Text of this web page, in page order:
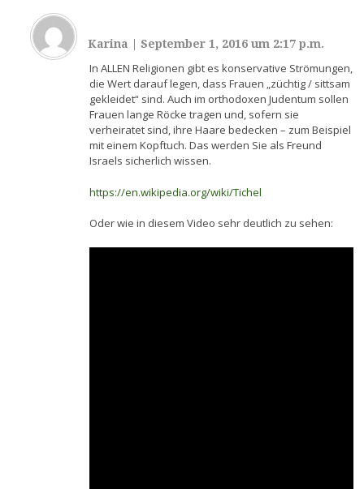
Karina |September 1, 2016 um 2:17 p.m.
In ALLEN Religionen gibt es konservative Strömungen,
die Wert darauf legen, dass Frauen „züchtig / sittsam
gekleidet“ sind. Auch im orthodoxen Judentum sollen
Frauen lange Röcke tragen und, sofern sie
verheiratet sind, ihre Haare bedecken – zum Beispiel
mit einem Kopftuch. Das werden Sie als Freund
Israels sicherlich wissen.
https://en.wikipedia.org/wiki/Tichel
Oder wie in diesem Video sehr deutlich zu sehen: